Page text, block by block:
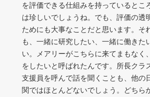
を評価できる仕組みを持っているとこ
は珍しいでしょうね。でも、評価の透
ためにも大事なことだと思います。そ
も、一緒に研究したい、一緒に働きた
い。メアリーがこちらに来てまもなく
をしたいと呼ばれたんです。所長クラ
支援員を呼んで話を聞くことも、他の
関ではほとんどないでしょう。どちら